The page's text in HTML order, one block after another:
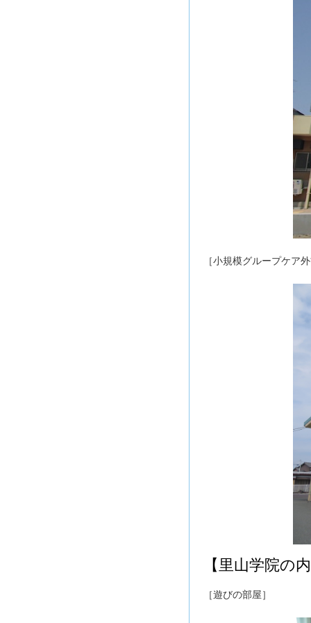
［小規模グループケア
【里山学院の
［遊びの部屋］